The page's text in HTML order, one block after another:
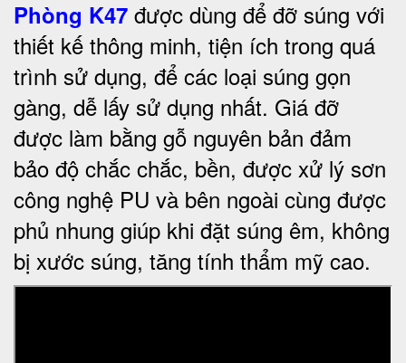
Phòng K47 được dùng để đỡ súng với
thiết kế thông minh, tiện ích trong quá
trình sử dụng, để các loại súng gọn
gàng, dễ lấy sử dụng nhất. Giá đỡ
được làm bằng gỗ nguyên bản đảm
bảo độ chắc chắc, bền, được xử lý sơn
công nghệ PU và bên ngoài cùng được
phủ nhung giúp khi đặt súng êm, không
bị xước súng, tăng tính thẩm mỹ cao.